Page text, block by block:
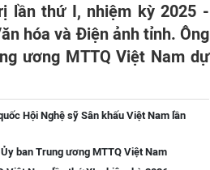
lần thứ I, nhiệm kỳ 2025 -
hóa và Điện ảnh tỉnh. Ông
ương MTTQ Việt Nam dự
Hội Nghệ sỹ Sân khấu Việt Nam lần
ban Trung ương MTTQ Việt Nam